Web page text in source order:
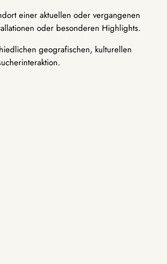
einer aktuellen oder vergangenen
oder besonderen Highlights.
geografischen, kulturellen